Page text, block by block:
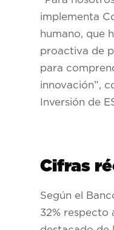
implementa
humano, que
proactiva de
para
innovación”,
Inversión de
Cifras
Según el
32% respecto